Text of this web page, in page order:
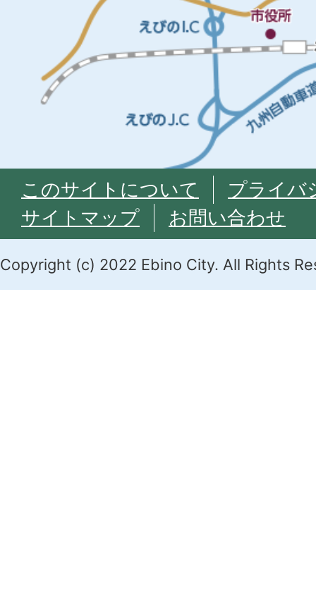
このサイトについて
プライバ
サイトマップ
お問い合わせ
Copyright (c) 2022 Ebino City. All Rights